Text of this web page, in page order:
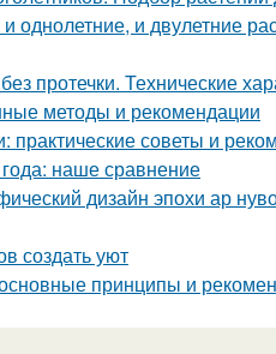
однолетние, и двулетние
протечки. Технические
методы и рекомендации
практические советы и
наше сравнение
дизайн эпохи ар
создать уют
принципы и